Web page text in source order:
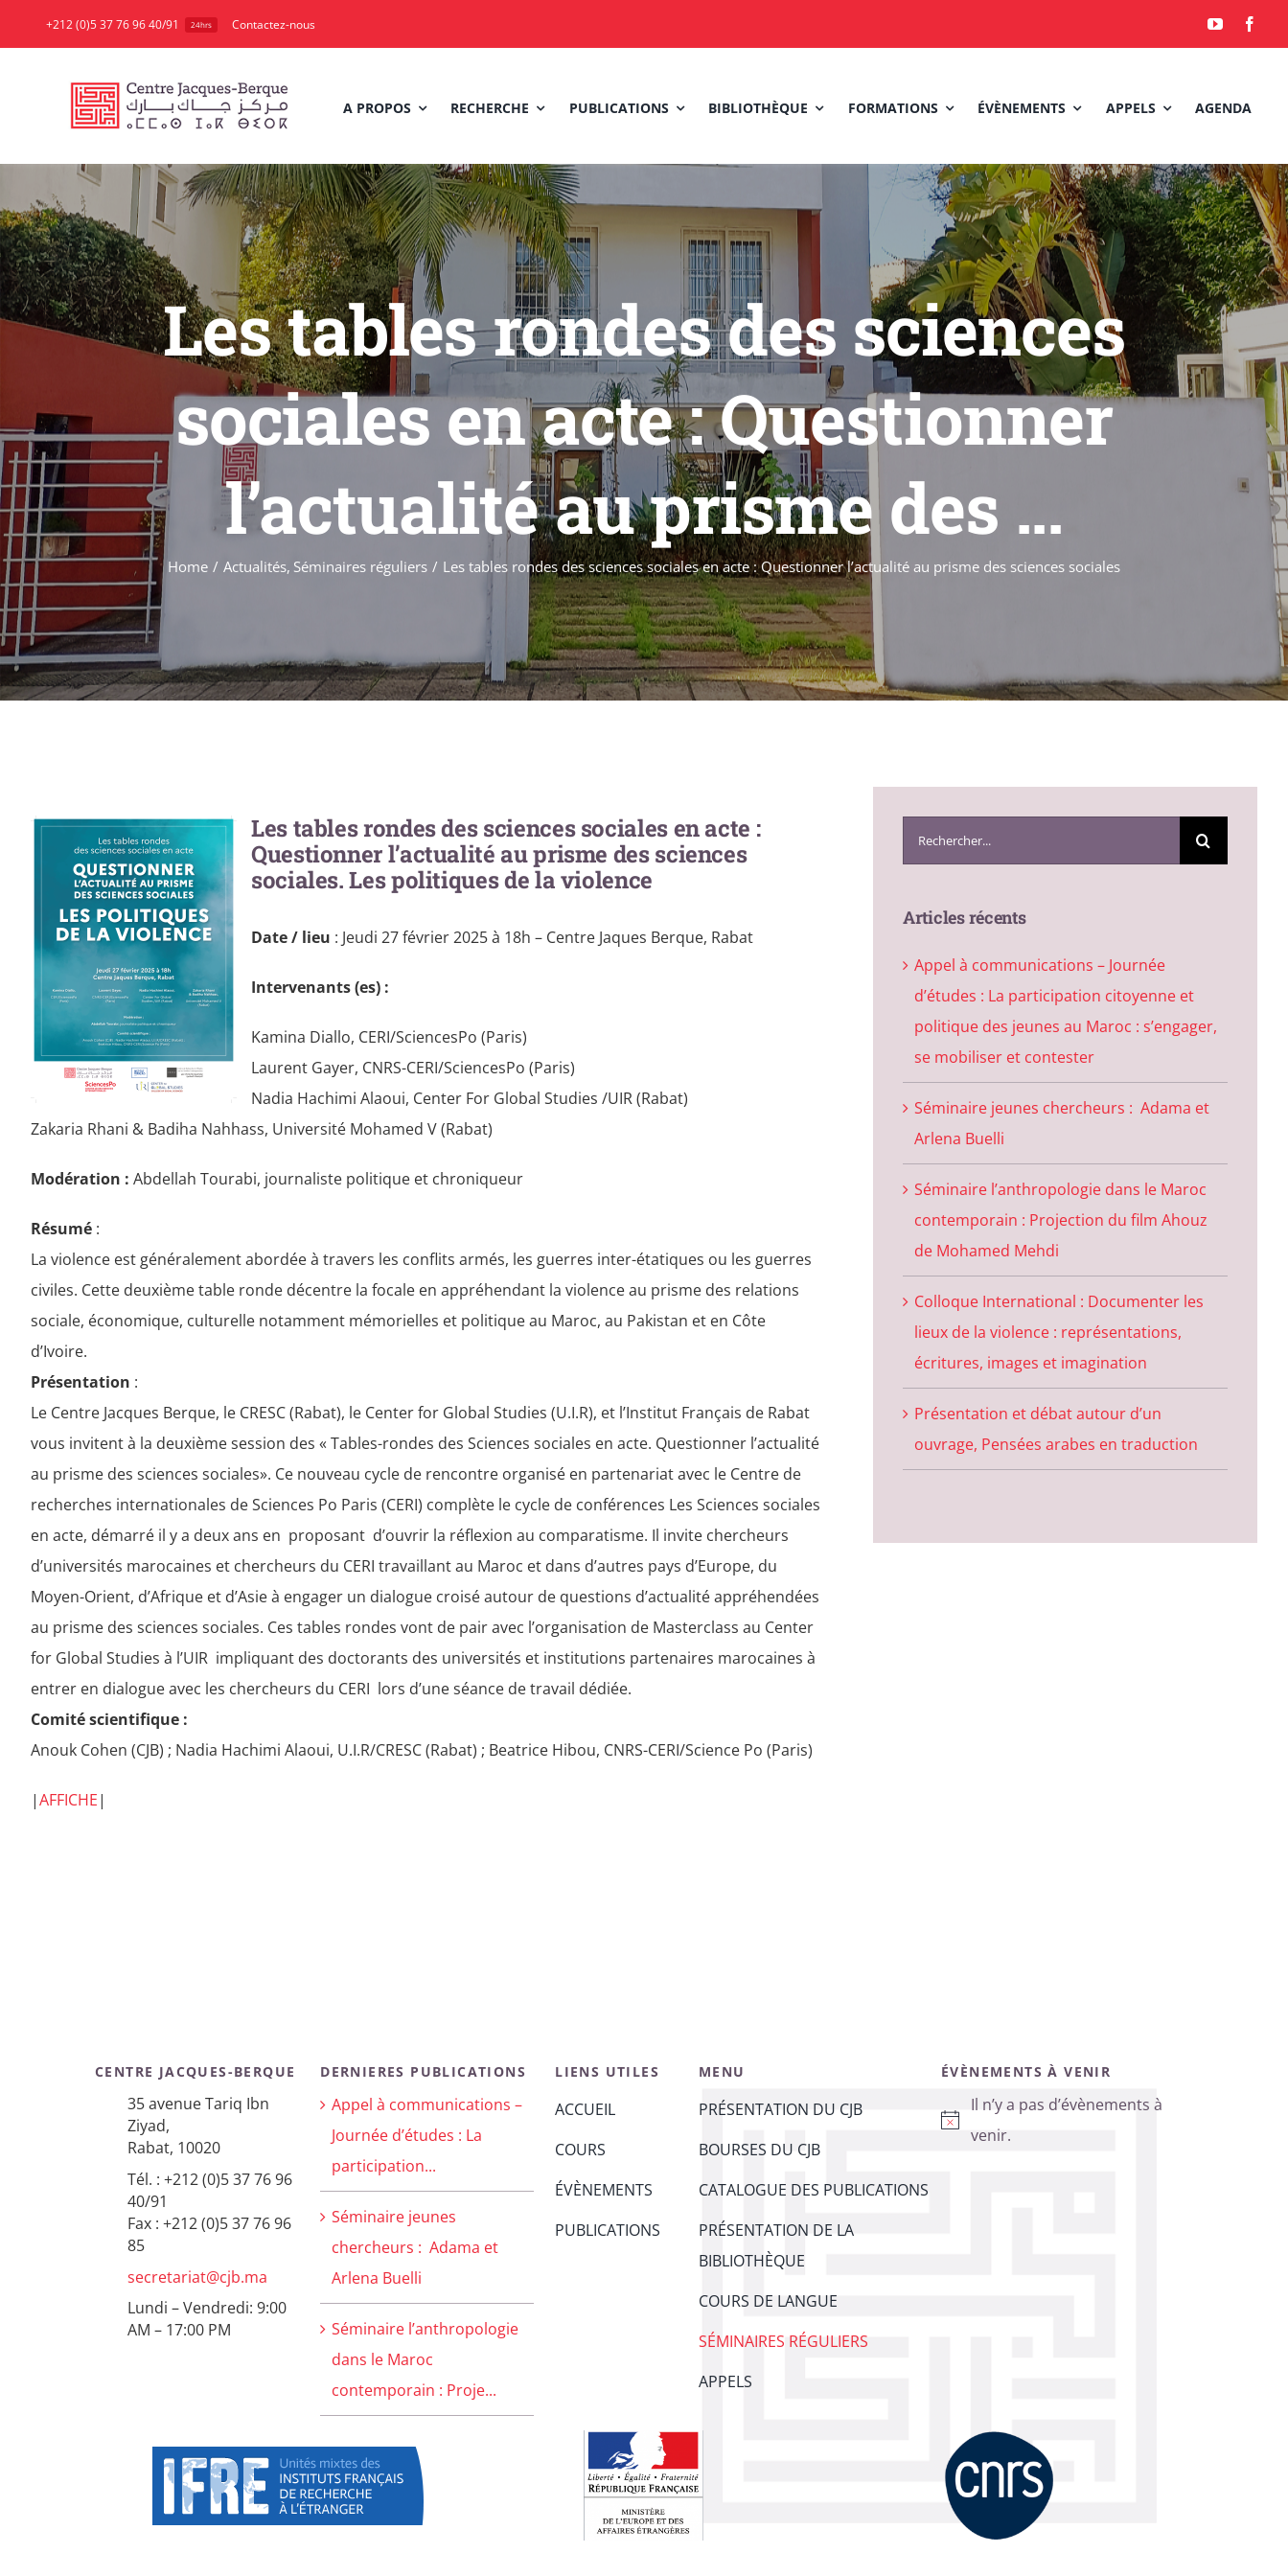
to
+212 (0)5 37 76 96 40/91 24hrs Contactez-nous
A PROPOS RECHERCHE PUBLICATIONS BIBLIOTHÈQUE FORMATIONS ÉVÈNEMENTS APPELS AGENDA
Les tables rondes des sciences
sociales en acte : Questionner
l’actualité au prisme des ...
Home Actualités Séminaires réguliers Les tables rondes des sciences sociales en acte : Questionner l’actualité au prisme des sciences sociales
Les tables rondes des sciences sociales en acte :
Questionner l’actualité au prisme des sciences
sociales. Les politiques de la violence
Date / lieu : Jeudi 27 février 2025 à 18h – Centre Jaques Berque, Rabat
Intervenants (es) :
Kamina Diallo, CERI/SciencesPo (Paris)
Laurent Gayer, CNRS-CERI/SciencesPo (Paris)
Nadia Hachimi Alaoui, Center For Global Studies /UIR (Rabat)
Zakaria Rhani & Badiha Nahhass, Université Mohamed V (Rabat)
Modération : Abdellah Tourabi, journaliste politique et chroniqueur
Résumé:
La violence est généralement abordée à travers les conflits armés, les guerres inter-étatiques ou les guerres
civiles. Cette deuxième table ronde décentre la focale en appréhendant la violence au prisme des relations
sociale, économique, culturelle notamment mémorielles et politique au Maroc, au Pakistan et en Côte
d’Ivoire.
Présentation :
Le Centre Jacques Berque, le CRESC (Rabat), le Center for Global Studies (U.I.R), et l’Institut Français de Rabat
vous invitent à la deuxième session des « Tables-rondes des Sciences sociales en acte. Questionner l’actualité
au prisme des sciences sociales». Ce nouveau cycle de rencontre organisé en partenariat avec le Centre de
recherches internationales de Sciences Po Paris (CERI) complète le cycle de conférences Les Sciences sociales
en acte, démarré il y a deux ans en proposant d’ouvrir la réflexion au comparatisme. Il invite chercheurs
d’universités marocaines et chercheurs du CERI travaillant au Maroc et dans d’autres pays d’Europe, du
Moyen-Orient, d’Afrique et d’Asie à engager un dialogue croisé autour de questions d’actualité appréhendées
au prisme des sciences sociales. Ces tables rondes vont de pair avec l’organisation de Masterclass au Center
for Global Studies à l’UIR impliquant des doctorants des universités et institutions partenaires marocaines à
entrer en dialogue avec les chercheurs du CERI lors d’une séance de travail dédiée.
Comité scientifique :
Anouk Cohen (CJB) ; Nadia Hachimi Alaoui, U.I.R/CRESC (Rabat) ; Beatrice Hibou, CNRS-CERI/Science Po (Paris)
|AFFICHE|
Search
for:
Articles récents
Appel à communications – Journée
d’études : La participation citoyenne et
politique des jeunes au Maroc : s’engager,
se mobiliser et contester
Séminaire jeunes chercheurs : Adama et
Arlena Buelli
Séminaire l’anthropologie dans le Maroc
contemporain : Projection du film Ahouz
de Mohamed Mehdi
Colloque International : Documenter les
lieux de la violence : représentations,
écritures, images et imagination
Présentation et débat autour d’un
ouvrage, Pensées arabes en traduction
CENTRE JACQUES-BERQUE
35 avenue Tariq Ibn
Ziyad,
Rabat, 10020
Tél. : +212 (0)5 37 76 96
40/91
Fax : +212 (0)5 37 76 96
85
secretariat@cjb.ma
Lundi – Vendredi: 9:00
AM – 17:00 PM
DERNIERES PUBLICATIONS
Appel à communications –
Journée d’études : La
participation...
Séminaire jeunes
chercheurs : Adama et
Arlena Buelli
Séminaire l’anthropologie
dans le Maroc
contemporain : Proje...
LIENS UTILES
ACCUEIL
COURS
ÉVÈNEMENTS
PUBLICATIONS
MENU
PRÉSENTATION DU CJB
BOURSES DU CJB
CATALOGUE DES PUBLICATIONS
PRÉSENTATION DE LA
BIBLIOTHÈQUE
COURS DE LANGUE
SÉMINAIRES RÉGULIERS
APPELS
ÉVÈNEMENTS À VENIR
Notice
Il n’y a pas d’évènements à
venir.